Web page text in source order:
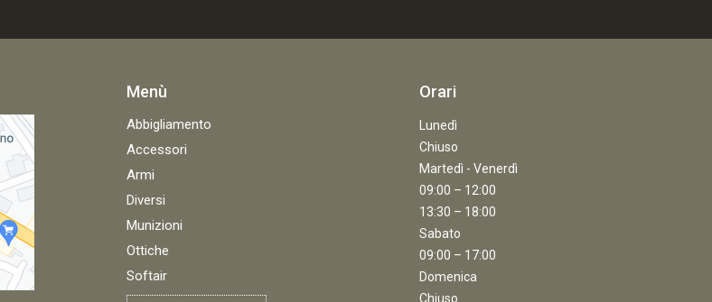
Menù
Abbigliamento
Accessori
Armi
Diversi
Munizioni
Ottiche
Softair
Orari
Lunedì
Chiuso
Martedì - Venerdì
09:00 – 12:00
13:30 – 18:00
Sabato
09:00 – 17:00
Domenica
Chiuso